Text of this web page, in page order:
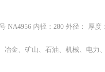
内径：280 外径： 厚
金、矿山、石油、机械、电力